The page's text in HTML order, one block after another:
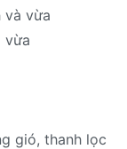
và vừa
vừa
gió, thanh lọc